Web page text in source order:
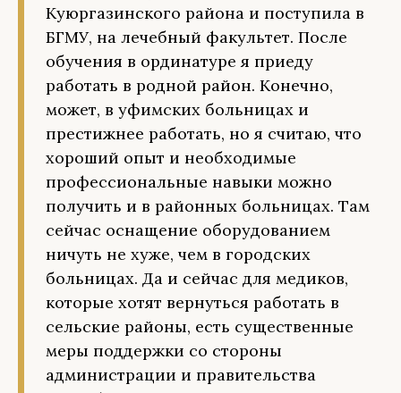
Куюргазинского района и поступила в
БГМУ, на лечебный факультет. После
обучения в ординатуре я приеду
работать в родной район. Конечно,
может, в уфимских больницах и
престижнее работать, но я считаю, что
хороший опыт и необходимые
профессиональные навыки можно
получить и в районных больницах. Там
сейчас оснащение оборудованием
ничуть не хуже, чем в городских
больницах. Да и сейчас для медиков,
которые хотят вернуться работать в
сельские районы, есть существенные
меры поддержки со стороны
администрации и правительства